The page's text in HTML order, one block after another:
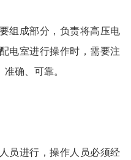
组成部分，负责将高压电
电室进行操作时，需要注
确、可靠。
员进行，操作人员必须经